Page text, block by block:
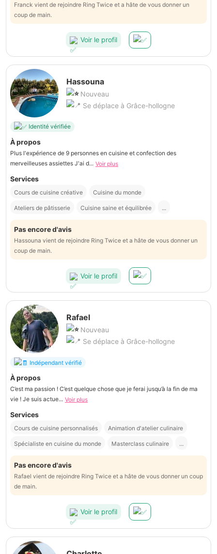
Franck vient de rejoindre Ring Twice et a hâte de vous donner un
coup de main.
Voir le profil
Hassouna
Nouveau
Se déplace à Grâce-hollogne
Identité vérifiée
À propos
Plus l'expérience de 9 personnes en cuisine et confection des
merveilleuses assiettes J'ai d... Voir plus
Services
Cours de cuisine créative Cuisine du monde
Ateliers de pâtisserie Cuisine saine et équilibrée ...
Pas encore d'avis
Hassouna vient de rejoindre Ring Twice et a hâte de vous donner un
coup de main.
Voir le profil
Rafael
Nouveau
Se déplace à Grâce-hollogne
Indépendant vérifié
À propos
C’est ma passion ! C’est quelque chose que je ferai jusqu’à la fin de ma
vie ! Je suis actue... Voir plus
Services
Cours de cuisine personnalisés Animation d'atelier culinaire
Spécialiste en cuisine du monde Masterclass culinaire ...
Pas encore d'avis
Rafael vient de rejoindre Ring Twice et a hâte de vous donner un coup
de main.
Voir le profil